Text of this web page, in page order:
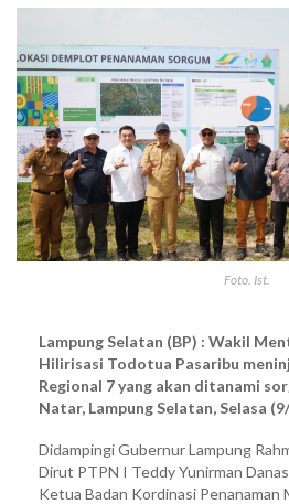
Foto. Ist.
Lampung Selatan (BP) : Wakil
Hilirisasi Todotua Pasaribu
Regional 7 yang akan ditanami
Natar, Lampung Selatan, Selasa
Didampingi Gubernur Lampung
Dirut PTPN I Teddy Yunirman
Ketua Badan Kordinasi Penanaman